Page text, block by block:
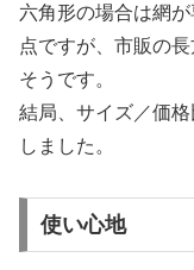
六角形の場合は網
点ですが、市販の
そうです。
結局、サイズ／価
しました。
使い心地